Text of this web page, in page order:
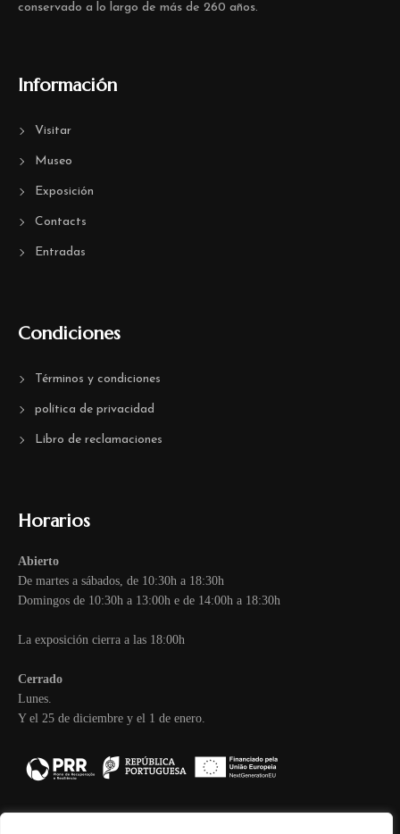
conservado a lo largo de más de 260 años.
Información
Visitar
Museo
Exposición
Contacts
Entradas
Condiciones
Términos y condiciones
política de privacidad
Libro de reclamaciones
Horarios
Abierto
De martes a sábados, de 10:30h a 18:30h
Domingos de 10:30h a 13:00h e de 14:00h a 18:30h
La exposición cierra a las 18:00h
Cerrado
Lunes.
Y el 25 de diciembre y el 1 de enero.